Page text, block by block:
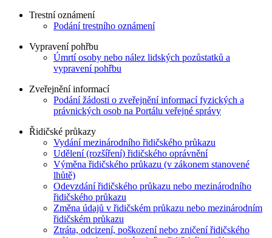
Trestní oznámení
Podání trestního oznámení
Vypravení pohřbu
Úmrtí osoby nebo nález lidských pozůstatků a
vypravení pohřbu
Zveřejnění informací
Podání žádosti o zveřejnění informací fyzických a
právnických osob na Portálu veřejné správy
Řidičské průkazy
Vydání mezinárodního řidičského průkazu
Udělení (rozšíření) řidičského oprávnění
Výměna řidičského průkazu (v zákonem stanovené
lhůtě)
Odevzdání řidičského průkazu nebo mezinárodního
řidičského průkazu
Změna údajů v řidičském průkazu nebo mezinárodním
řidičském průkazu
Ztráta, odcizení, poškození nebo zničení řidičského